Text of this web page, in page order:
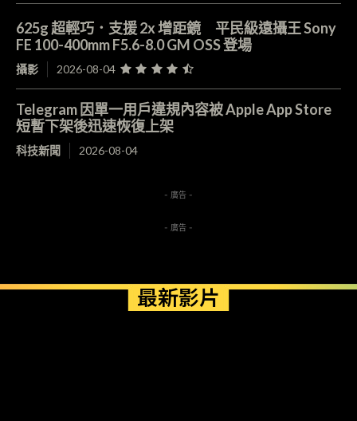
625g 超輕巧．支援 2x 增距鏡 平民級遠攝王 Sony
FE 100-400mm F5.6-8.0 GM OSS 登場
攝影 2026-08-04
Telegram 因單一用戶違規內容被 Apple App Store
短暫下架後迅速恢復上架
科技新聞 2026-08-04
- 廣告 -
- 廣告 -
最新影片